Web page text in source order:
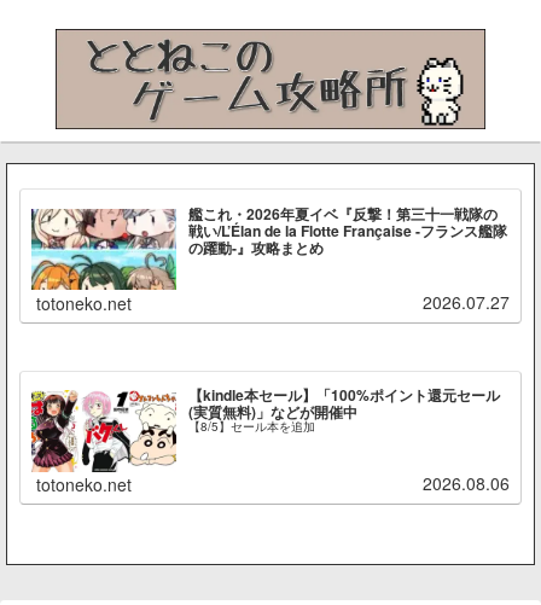
艦これ・2026年夏イベ『反撃！第三十一戦隊の
戦い/L’Élan de la Flotte Française -フランス艦隊
の躍動-』攻略まとめ
totoneko.net 2026.07.27
【kindle本セール】「100%ポイント還元セール
(実質無料)」などが開催中
【8/5】セール本を追加
totoneko.net 2026.08.06